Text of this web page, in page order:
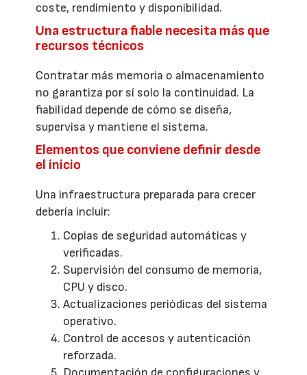
coste, rendimiento y disponibilidad.
Una estructura fiable necesita más que
recursos técnicos
Contratar más memoria o almacenamiento
no garantiza por sí solo la continuidad. La
fiabilidad depende de cómo se diseña,
supervisa y mantiene el sistema.
Elementos que conviene definir desde
el inicio
Una infraestructura preparada para crecer
debería incluir:
Copias de seguridad automáticas y
verificadas.
Supervisión del consumo de memoria,
CPU y disco.
Actualizaciones periódicas del sistema
operativo.
Control de accesos y autenticación
reforzada.